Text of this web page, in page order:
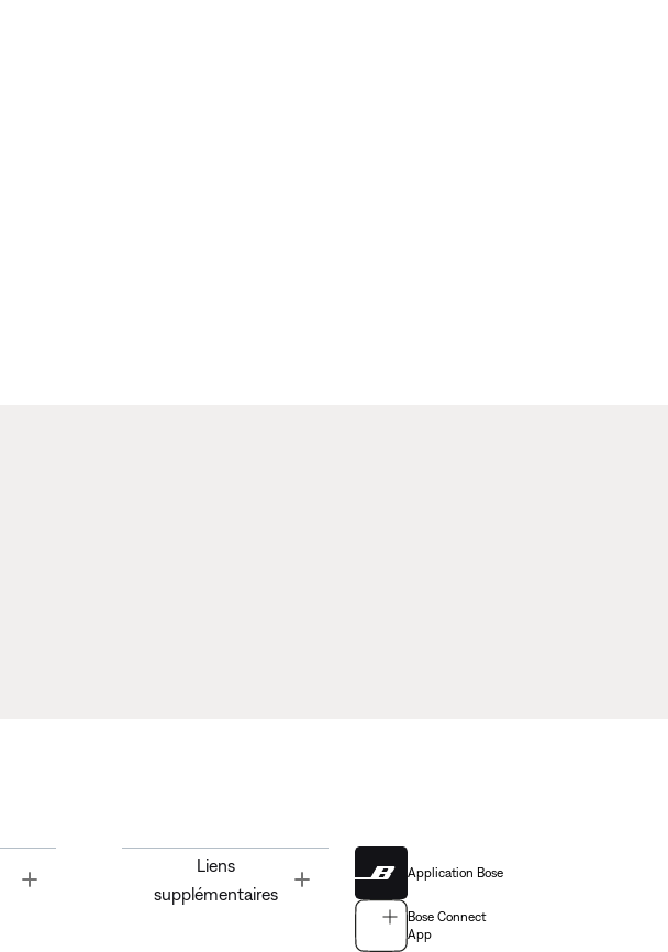
Toggle
Liens
supplémentaires
Application Bose
Bose Connect
App